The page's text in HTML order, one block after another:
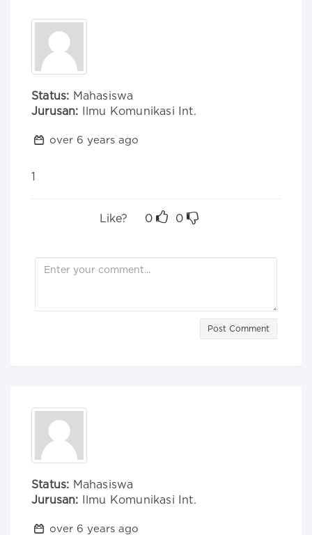
Status: Mahasiswa
Jurusan: Ilmu Komunikasi Int.
over 6 years ago
1
Like? 0 0
Post Comment
Status: Mahasiswa
Jurusan: Ilmu Komunikasi Int.
over 6 years ago